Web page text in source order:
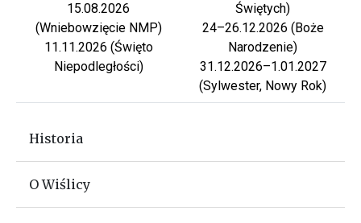
Muzeum Archeologiczne w
Historia
O Wiślicy
15.08.2026
(Wniebowzięcie NMP)
11.11.2026 (Święto
Niepodległości)
Świętych)
24–26.12.2026 (Boże
Narodzenie)
31.12.2026–1.01.2027
(Sylwester, Nowy Rok)